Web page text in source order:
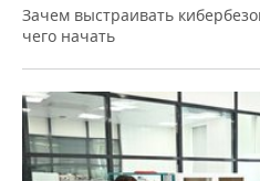
Зачем выстраивать
чего начать